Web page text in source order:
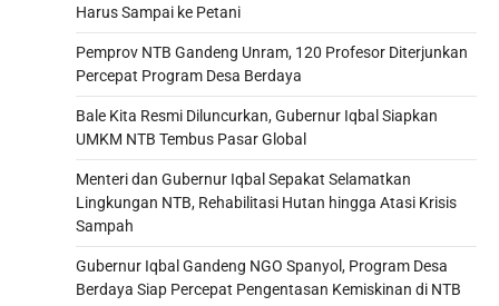
Harus Sampai ke Petani
Pemprov NTB Gandeng Unram, 120 Profesor Diterjunkan
Percepat Program Desa Berdaya
Bale Kita Resmi Diluncurkan, Gubernur Iqbal Siapkan
UMKM NTB Tembus Pasar Global
Menteri dan Gubernur Iqbal Sepakat Selamatkan
Lingkungan NTB, Rehabilitasi Hutan hingga Atasi Krisis
Sampah
Gubernur Iqbal Gandeng NGO Spanyol, Program Desa
Berdaya Siap Percepat Pengentasan Kemiskinan di NTB